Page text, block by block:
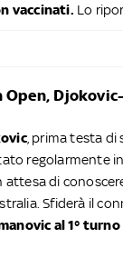
vaccinati. Lo
, prima testa di
regolarmente
attesa di
Sfiderà il
al 1° turno